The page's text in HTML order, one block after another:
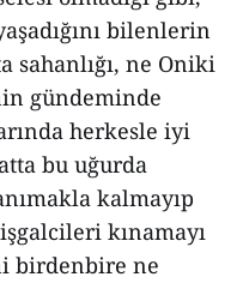
bilenlerin
sahanlığı, ne Oniki
gündeminde
herkesle iyi
bu uğurda
kalmayıp
kınamayı
birdenbire ne